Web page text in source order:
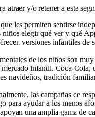
atraer y/o retener a este
les permiten sentirse
elegir qué ver y qué
versiones infantiles
de los niños son
infantil. Coca-
navideños, tradición
las campañas de
para ayudar a los menos
una amplia gama de